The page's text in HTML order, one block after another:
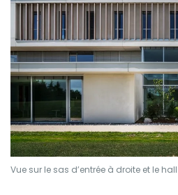
Vue sur le sas d’entrée à droite et le